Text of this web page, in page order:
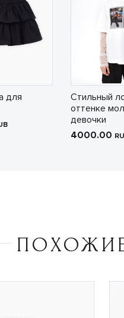
для
Стильный
оттенке
девочки
4000.00